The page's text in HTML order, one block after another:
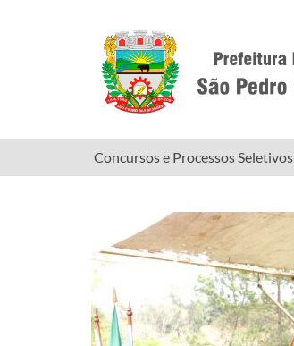
Concursos e Processos Seletivos